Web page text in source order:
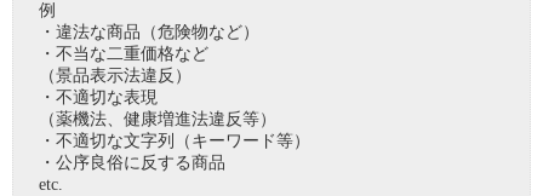
例
・違法な商品（危険物など）
・不当な二重価格など
（景品表示法違反）
・不適切な表現
（薬機法、健康増進法違反等）
・不適切な文字列（キーワード等）
・公序良俗に反する商品
etc.